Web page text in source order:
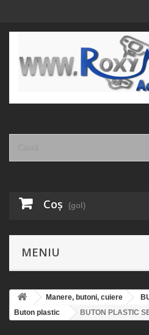
Coş (gol)
MENIU
Manere, butoni, cuiere
Buton plastic
BUTON PLASTIC